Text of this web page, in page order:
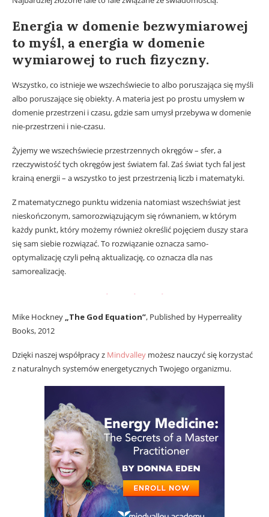
Energia w domenie bezwymiarowej
to myśl, a energia w domenie
wymiarowej to ruch fizyczny.
Wszystko, co istnieje we wszechświecie to albo poruszająca się myśli
albo poruszające się obiekty. A materia jest po prostu umysłem w
domenie przestrzeni i czasu, gdzie sam umysł przebywa w domenie
nie-przestrzeni i nie-czasu.
Żyjemy we wszechświecie przestrzennych okręgów – sfer, a
rzeczywistość tych okręgów jest światem fal. Zaś świat tych fal jest
krainą energii – a wszystko to jest przestrzenią liczb i matematyki.
Z matematycznego punktu widzenia natomiast wszechświat jest
nieskończonym, samorozwiązującym się równaniem, w którym
każdy punkt, który możemy również określić pojęciem duszy stara
się sam siebie rozwiązać. To rozwiązanie oznacza samo-
optymalizację czyli pełną aktualizację, co oznacza dla nas
samorealizację.
Mike Hockney „The God Equation”, Published by Hyperreality
Books, 2012
Dzięki naszej współpracy z Mindvalley możesz nauczyć się korzystać
z naturalnych systemów energetycznych Twojego organizmu.